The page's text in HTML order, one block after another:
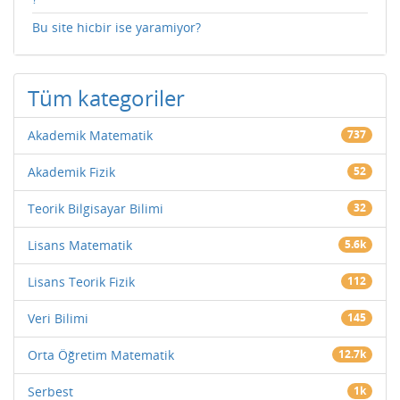
Bu site hicbir ise yaramiyor?
Tüm kategoriler
Akademik Matematik 737
Akademik Fizik 52
Teorik Bilgisayar Bilimi 32
Lisans Matematik 5.6k
Lisans Teorik Fizik 112
Veri Bilimi 145
Orta Öğretim Matematik 12.7k
Serbest 1k